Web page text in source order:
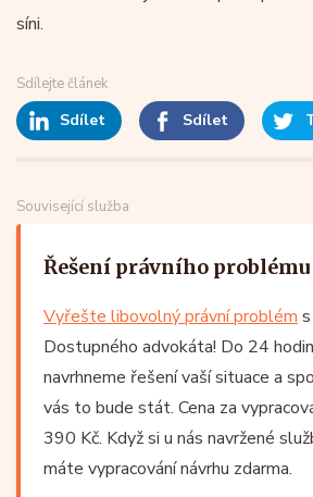
síni.
Sdílejte článek
Sdílet Sdílet
Související služba
Řešení právního
Vyřešte libovolný právní problém
Dostupného advokáta! Do 24
navrhneme řešení vaší situace a
vás to bude stát. Cena za
390 Kč. Když si u nás navržené
máte vypracování návrhu zdarma.